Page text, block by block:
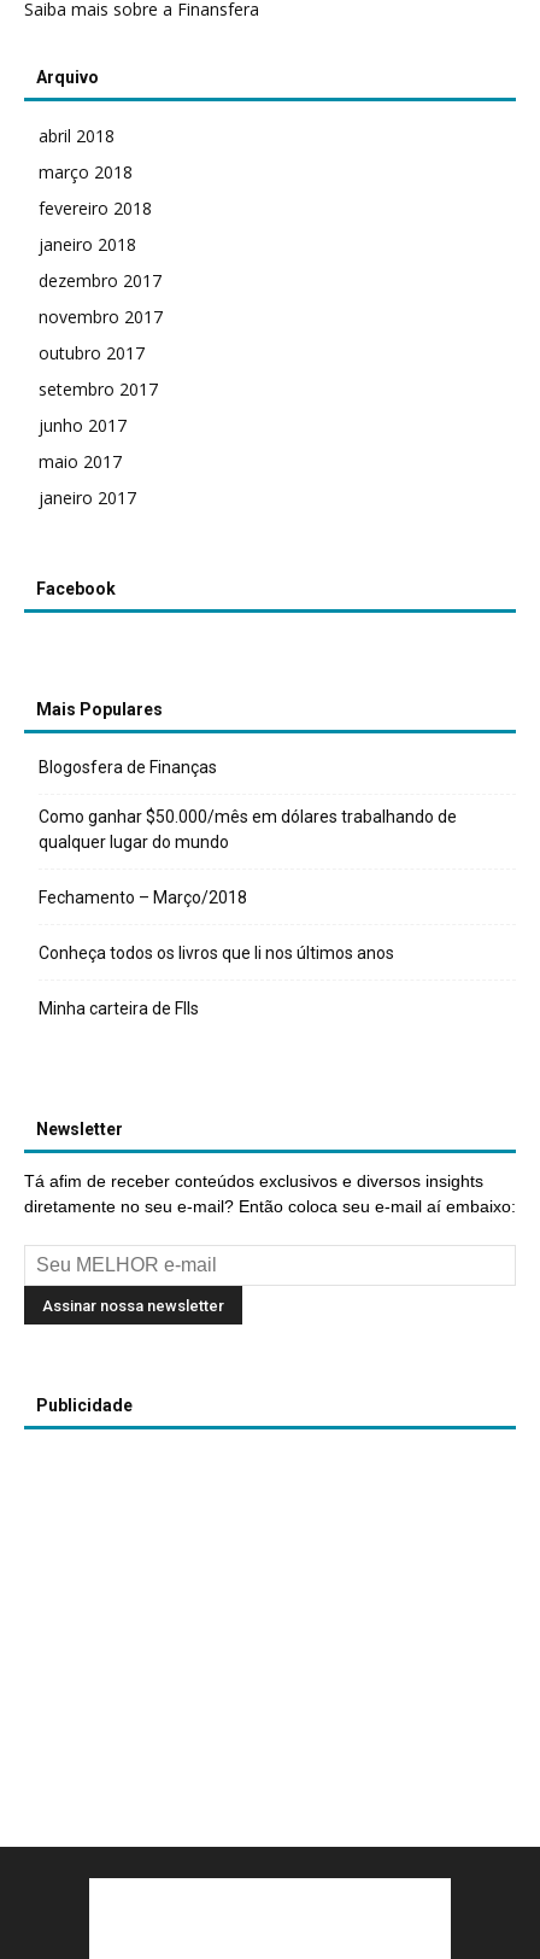
Saiba mais sobre a Finansfera
Arquivo
abril 2018
março 2018
fevereiro 2018
janeiro 2018
dezembro 2017
novembro 2017
outubro 2017
setembro 2017
junho 2017
maio 2017
janeiro 2017
Facebook
Mais Populares
Blogosfera de Finanças
Como ganhar $50.000/mês em dólares trabalhando de
qualquer lugar do mundo
Fechamento – Março/2018
Conheça todos os livros que li nos últimos anos
Minha carteira de FIIs
Newsletter
Tá afim de receber conteúdos exclusivos e diversos insights
diretamente no seu e-mail? Então coloca seu e-mail aí embaixo:
Publicidade